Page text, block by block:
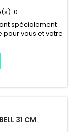
0
spécialement
pour vous et votre
plaisir durable.
31 CM